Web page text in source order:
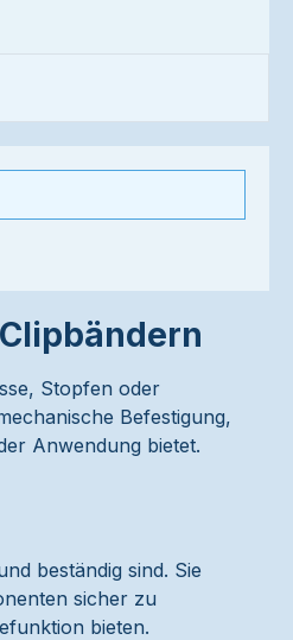
Stopfen oder
Befestigung,
Anwendung bietet.
beständig sind. Sie
sicher zu
bieten.